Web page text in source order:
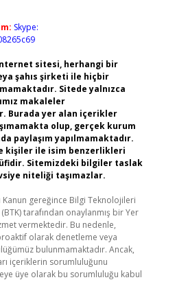
Skype:
sitesi, herhangi bir
şahıs şirketi ile hiçbir
Sitede yalnızca
makaleler
Burada yer alan içerikler
olup, gerçek kurum
paylaşım yapılmamaktadır.
kişiler ile isim benzerlikleri
Sitemizdeki bilgiler taslak
niteliği taşımazlar.
Kanun gereğince Bilgi Teknolojileri
tarafından onaylanmış bir Yer
vermektedir. Bu nedenle,
olarak denetleme veya
bulunmamaktadır. Ancak,
içeriklerin sorumluluğunu
üye olarak bu sorumluluğu kabul